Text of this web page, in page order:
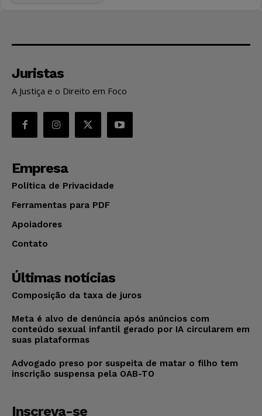
Juristas
A Justiça e o Direito em Foco
Empresa
Política de Privacidade
Ferramentas para PDF
Apoiadores
Contato
Últimas notícias
Composição da taxa de juros
Meta é alvo de denúncia após anúncios com
conteúdo sexual infantil gerado por IA circularem em
suas plataformas
Advogado preso por suspeita de matar o filho tem
inscrição suspensa pela OAB-TO
Inscreva-se